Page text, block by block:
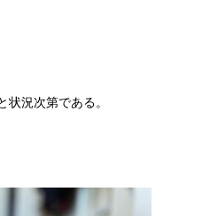
況次第である。